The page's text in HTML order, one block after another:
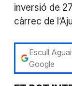
inversió de
càrrec de
Escull
Google